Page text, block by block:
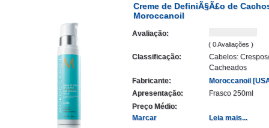
Creme de DefiniÃ§Ã£o de
Moroccanoil
Avaliação:
( 0 Avaliações )
Classificação:
Cabelos: Crespos/
Cacheados
Fabricante:
Moroccanoil
Apresentação:
Frasco 250ml
Preço Médio:
Marcar
Leia mais...